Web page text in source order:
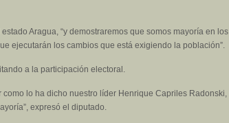
Aragua, “y demostraremos que somos mayoría en los
ejecutarán los cambios que está exigiendo la población”.
a la participación electoral.
lo ha dicho nuestro líder Henrique Capriles Radonski,
expresó el diputado.